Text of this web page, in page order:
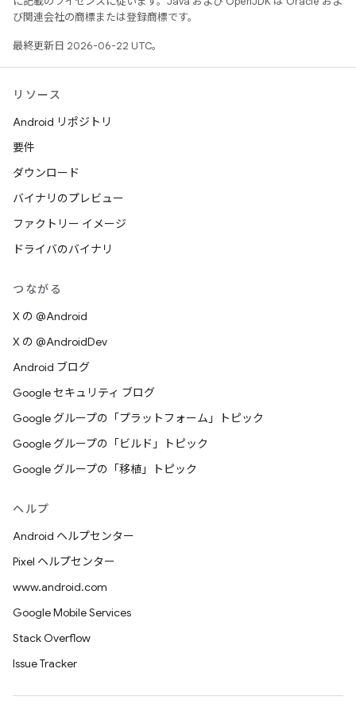
び関連会社の商標または登録商標です。
最終更新日 2026-06-22 UTC。
リソース
Android リポジトリ
要件
ダウンロード
バイナリのプレビュー
ファクトリー イメージ
ドライバのバイナリ
つながる
X の @Android
X の @AndroidDev
Android ブログ
Google セキュリティ ブログ
Google グループの「プラットフォーム」トピック
Google グループの「ビルド」トピック
Google グループの「移植」トピック
ヘルプ
Android ヘルプセンター
Pixel ヘルプセンター
www.android.com
Google Mobile Services
Stack Overflow
Issue Tracker